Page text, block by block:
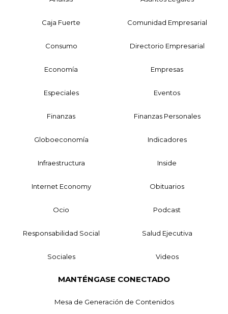
Caja Fuerte Comunidad Empresarial
Consumo Directorio Empresarial
Economía Empresas
Especiales Eventos
Finanzas Finanzas Personales
Globoeconomía Indicadores
Infraestructura Inside
Internet Economy Obituarios
Ocio Podcast
Responsabilidad Social Salud Ejecutiva
Sociales Videos
MANTÉNGASE CONECTADO
Mesa de Generación de Contenidos